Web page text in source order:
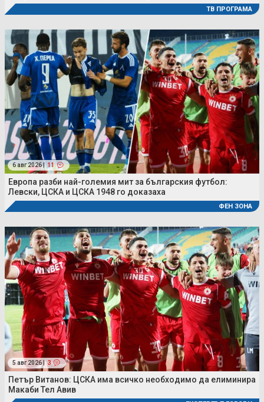
ТВ ПРОГРАМА
6 авг 2026 | 11
Европа разби най-големия мит за българския футбол:
Левски, ЦСКА и ЦСКА 1948 го доказаха
ФЕН ЗОНА
5 авг 2026 | 3
Петър Витанов: ЦСКА има всичко необходимо да елиминира
Макаби Тел Авив